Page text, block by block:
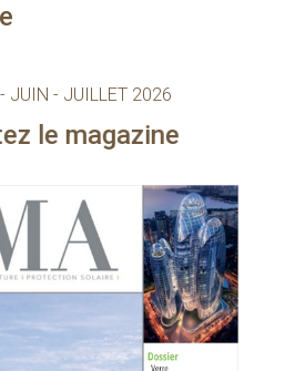
JUIN - JUILLET 2026